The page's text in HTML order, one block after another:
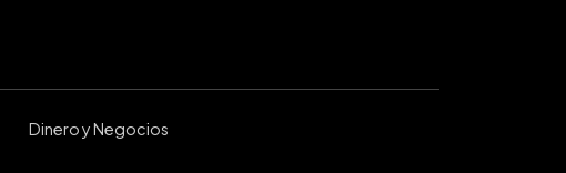
Dinero y Negocios